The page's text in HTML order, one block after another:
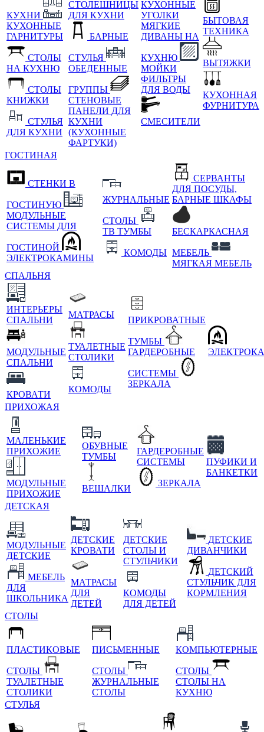
КУХНИ
КУХОННЫЕ
ГАРНИТУРЫ
СТОЛЫ
НА КУХНЮ
СТОЛЫ
КНИЖКИ
СТУЛЬЯ
ДЛЯ КУХНИ
СТОЛЕШНИЦЫ
ДЛЯ КУХНИ
БАРНЫЕ
СТУЛЬЯ
ОБЕДЕННЫЕ
ГРУППЫ
СТЕНОВЫЕ
ПАНЕЛИ ДЛЯ
КУХНИ
(КУХОННЫЕ
ФАРТУКИ)
КУХОННЫЕ
УГОЛКИ
МЯГКИЕ
ДИВАНЫ НА
КУХНЮ
МОЙКИ
ФИЛЬТРЫ
ДЛЯ ВОДЫ
СМЕСИТЕЛИ
БЫТОВАЯ
ТЕХНИКА
ВЫТЯЖКИ
КУХОННАЯ
ФУРНИТУРА
ГОСТИНАЯ
СТЕНКИ В
ГОСТИНУЮ
МОДУЛЬНЫЕ
СИСТЕМЫ ДЛЯ
ГОСТИНОЙ
ЭЛЕКТРОКАМИНЫ
ЖУРНАЛЬНЫЕ
СТОЛЫ
ТВ ТУМБЫ
КОМОДЫ
СЕРВАНТЫ
ДЛЯ ПОСУДЫ,
БАРНЫЕ ШКАФЫ
БЕСКАРКАСНАЯ
МЕБЕЛЬ
МЯГКАЯ МЕБЕЛЬ
СПАЛЬНЯ
ИНТЕРЬЕРЫ
СПАЛЬНИ
МОДУЛЬНЫЕ
СПАЛЬНИ
КРОВАТИ
МАТРАСЫ
ТУАЛЕТНЫЕ
СТОЛИКИ
КОМОДЫ
ПРИКРОВАТНЫЕ
ТУМБЫ
ГАРДЕРОБНЫЕ
СИСТЕМЫ
ЗЕРКАЛА
ПРИХОЖАЯ
МАЛЕНЬКИЕ
ПРИХОЖИЕ
МОДУЛЬНЫЕ
ПРИХОЖИЕ
ОБУВНЫЕ
ТУМБЫ
ВЕШАЛКИ
ГАРДЕРОБНЫЕ
СИСТЕМЫ
ЗЕРКАЛА
ПУФИКИ И
БАНКЕТКИ
ДЕТСКАЯ
МОДУЛЬНЫЕ
ДЕТСКИЕ
МЕБЕЛЬ
ДЛЯ
ШКОЛЬНИКА
ДЕТСКИЕ
КРОВАТИ
МАТРАСЫ
ДЛЯ
ДЕТЕЙ
ДЕТСКИЕ
СТОЛЫ И
СТУЛЬЧИКИ
КОМОДЫ
ДЛЯ ДЕТЕЙ
ДЕТСКИЕ
ДИВАНЧИКИ
ДЕТСКИЙ
СТУЛЬЧИК ДЛЯ
КОРМЛЕНИЯ
СТОЛЫ
ПЛАСТИКОВЫЕ
СТОЛЫ
ТУАЛЕТНЫЕ
СТОЛИКИ
ПИСЬМЕННЫЕ
СТОЛЫ
ЖУРНАЛЬНЫЕ
СТОЛЫ
КОМПЬЮТЕРНЫЕ
СТОЛЫ
СТОЛЫ НА
КУХНЮ
СТУЛЬЯ